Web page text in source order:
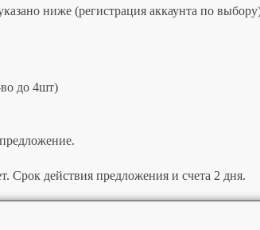
ниже (регистрация аккаунта по
до 4шт)
Срок действия предложения и счета 2 дня.